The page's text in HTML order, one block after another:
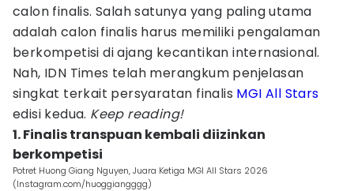
calon finalis. Salah satunya yang paling utama
adalah calon finalis harus memiliki pengalaman
berkompetisi di ajang kecantikan internasional.
Nah, IDN Times telah merangkum penjelasan
singkat terkait persyaratan finalis MGI All Stars
edisi kedua. Keep reading!
1. Finalis transpuan kembali diizinkan
berkompetisi
Potret Huong Giang Nguyen, Juara Ketiga MGI All Stars 2026
(Instagram.com/huoggiangggg)